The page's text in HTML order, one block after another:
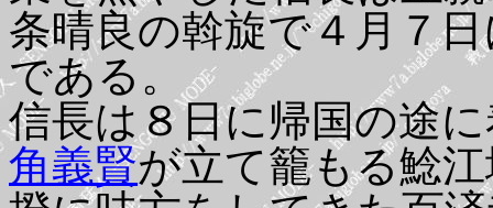
条晴良の斡旋で４月７
である。
信長は８日に帰国の途
角義賢が立て籠もる鯰